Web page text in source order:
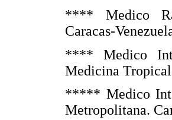
**** Medico
Caracas-
**** Medico
Medicina
***** Medico
Metropolitana.